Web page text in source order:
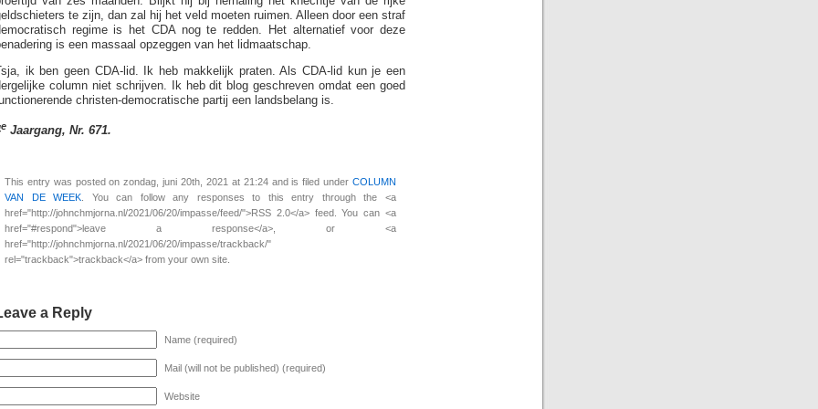
te zijn, dan zal hij het veld moeten ruimen. Alleen door een straf
regime is het CDA nog te redden. Het alternatief voor deze
is een massaal opzeggen van het lidmaatschap.
ik ben geen CDA-lid. Ik heb makkelijk praten. Als CDA-lid kun je een
column niet schrijven. Ik heb dit blog geschreven omdat een goed
christen-democratische partij een landsbelang is.
e Jaargang, Nr. 671.
This entry was posted on zondag, juni 20th, 2021 at 21:24 and is filed under COLUMN
VAN DE WEEK . You can follow any responses to this entry through the <a
href="http://johnchmjorna.nl/2021/06/20/impasse/feed/">RSS 2.0</a> feed. You can <a
href="#respond">leave a response</a>, or <a
href="http://johnchmjorna.nl/2021/06/20/impasse/trackback/"
rel="trackback">trackback</a> from your own site.
a Reply
Name (required)
Mail (will not be published) (required)
Website